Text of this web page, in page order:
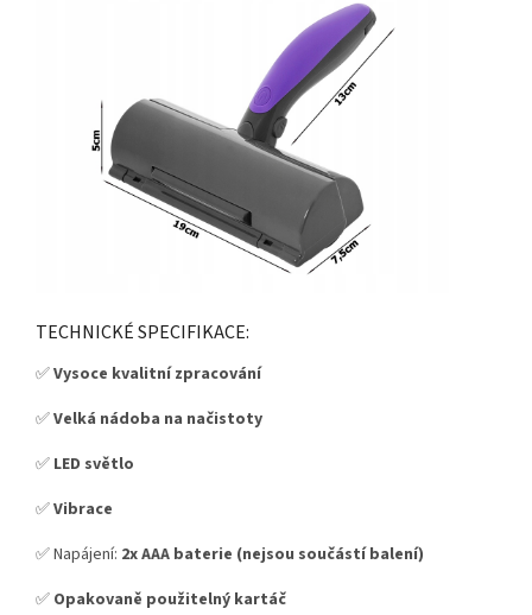
TECHNICKÉ SPECIFIKACE:
✅Vysoce kvalitní zpracování
✅Velká nádoba na načistoty
✅ LED světlo
✅Vibrace
✅ Napájení: 2x AAA baterie (nejsou součástí balení)
✅ Opakovaně použitelný kartáč